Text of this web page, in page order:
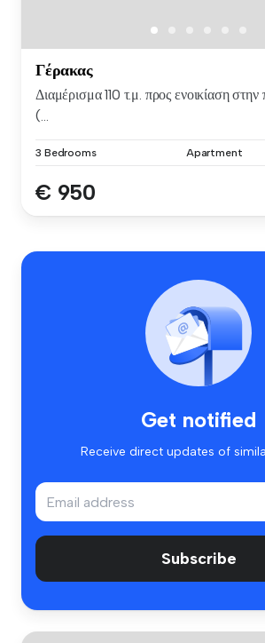
Γέρακας
Διαμέρισμα 110 τ.μ. προς ενοικίαση
(...
3 Bedrooms Apartment
€ 950
Get notified
Receive direct updates of
Subscribe